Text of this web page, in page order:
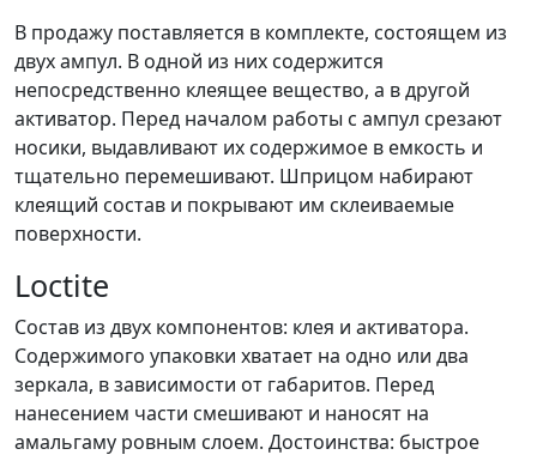
В продажу поставляется в комплекте, состоящем из
двух ампул. В одной из них содержится
непосредственно клеящее вещество, а в другой
активатор. Перед началом работы с ампул срезают
носики, выдавливают их содержимое в емкость и
тщательно перемешивают. Шприцом набирают
клеящий состав и покрывают им склеиваемые
поверхности.
Loctite
Состав из двух компонентов: клея и активатора.
Содержимого упаковки хватает на одно или два
зеркала, в зависимости от габаритов. Перед
нанесением части смешивают и наносят на
амальгаму ровным слоем. Достоинства: быстрое